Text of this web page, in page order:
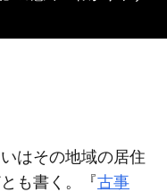
はその地域の居住
も書く。『古事